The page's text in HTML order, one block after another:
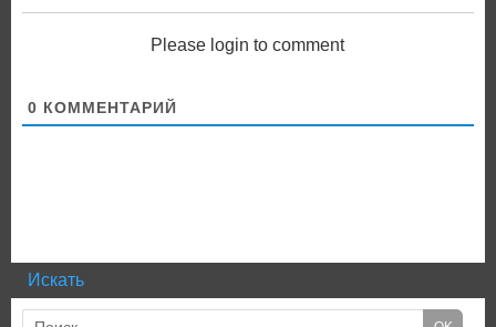
Please login to comment
0 КОММЕНТАРИЙ
Искать